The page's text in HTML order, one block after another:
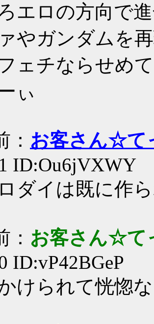
エロの方向で
やガンダムを
ェチならせめ
ぃ
： お客さん☆て
ID:Ou6jVXWY
ダイは既に作
： お客さん☆て
ID:vP42BGeP
けられて恍惚